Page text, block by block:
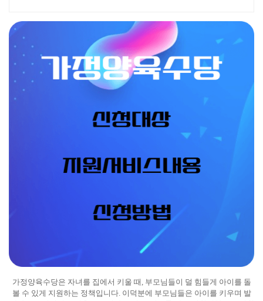
가정양육수당은 자녀를 집에서 키울 때, 부모님들이 덜 힘들게 아이를 돌
볼 수 있게 지원하는 정책입니다. 이덕분에 부모님들은 아이를 키우며 발